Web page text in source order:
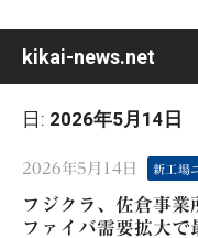
content
kikai-news.net
日: 2026年5月14日
Posted
2026年5月14日 新工場
フジクラ、佐倉事
ファイバ需要拡大で